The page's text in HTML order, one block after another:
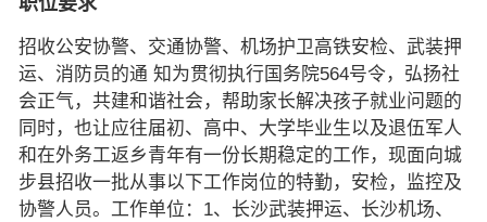
招收公安协警、交通协警、机场护卫高铁安检、武装押
运、消防员的通 知为贯彻执行国务院564号令，弘扬社
会正气，共建和谐社会，帮助家长解决孩子就业问题的
同时，也让应往届初、高中、大学毕业生以及退伍军人
和在外务工返乡青年有一份长期稳定的工作，现面向城
步县招收一批从事以下工作岗位的特勤，安检，监控及
协警人员。工作单位：1、长沙武装押运、长沙机场、